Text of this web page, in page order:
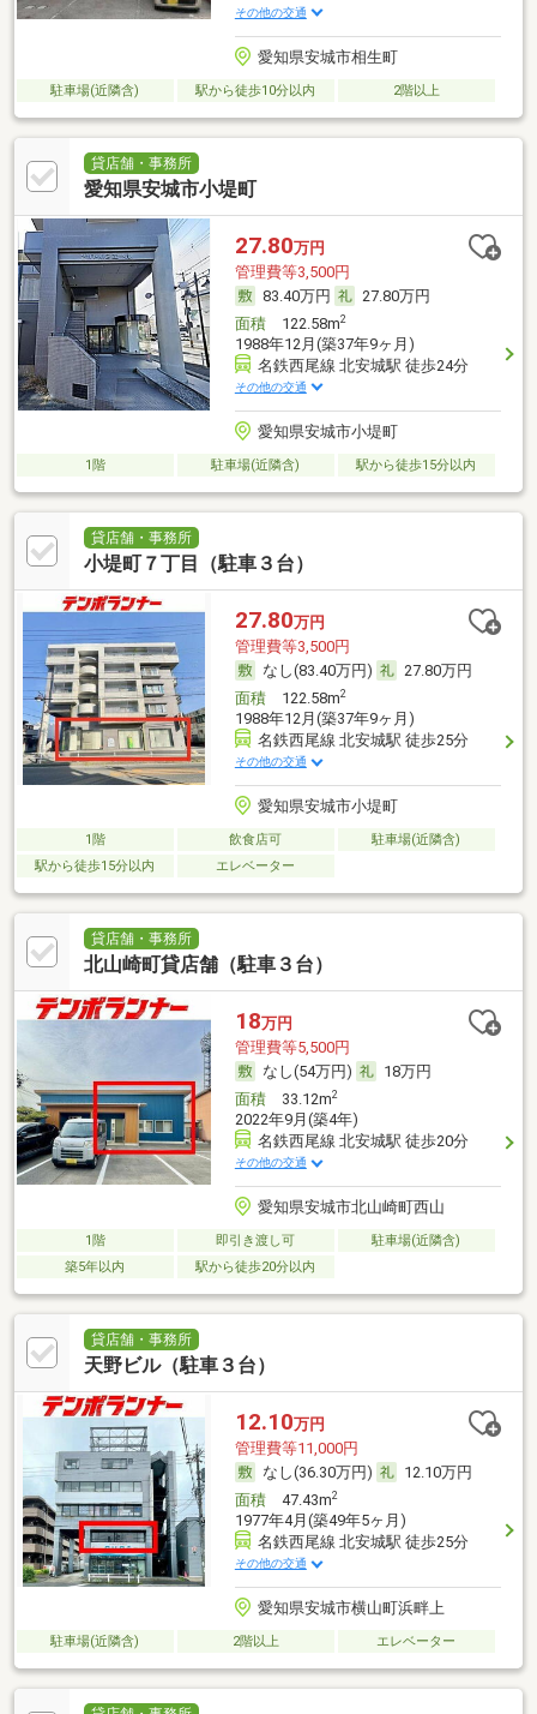
その他の交通
愛知県安城市相生町
駐車場(近隣含) 駅から徒歩10分以内 2階以上
貸店舗・事務所
愛知県安城市小堤町
27.80万円
管理費等3,500円
83.40万円
27.80万円
面積122.58m2
1988年12月(築37年9ヶ月)
名鉄西尾線 北安城駅 徒歩24分
その他の交通
愛知県安城市小堤町
1階 駐車場(近隣含) 駅から徒歩15分以内
貸店舗・事務所
小堤町７丁目（駐車３台）
27.80万円
管理費等3,500円
なし(83.40万円)
27.80万円
面積122.58m2
1988年12月(築37年9ヶ月)
名鉄西尾線 北安城駅 徒歩25分
その他の交通
愛知県安城市小堤町
1階 飲食店可
駐車場(近隣含)
駅から徒歩15分以内
エレベーター
貸店舗・事務所
北山崎町貸店舗（駐車３台）
18万円
管理費等5,500円
なし(54万円)
18万円
面積33.12m2
2022年9月(築4年)
名鉄西尾線 北安城駅 徒歩20分
その他の交通
愛知県安城市北山崎町西山
1階 即引き渡し可
駐車場(近隣含)
築5年以内
駅から徒歩20分以内
貸店舗・事務所
天野ビル（駐車３台）
12.10万円
管理費等11,000円
なし(36.30万円)
12.10万円
面積47.43m2
1977年4月(築49年5ヶ月)
名鉄西尾線 北安城駅 徒歩25分
その他の交通
愛知県安城市横山町浜畔上
駐車場(近隣含) 2階以上 エレベーター